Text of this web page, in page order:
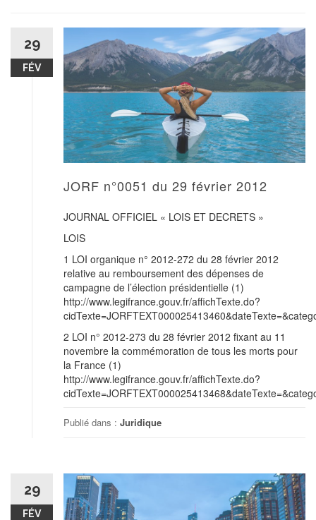
29
FÉV
JORF n°0051 du 29 février 2012
JOURNAL OFFICIEL « LOIS ET DECRETS »
LOIS
1 LOI organique n° 2012-272 du 28 février 2012
relative au remboursement des dépenses de
campagne de l’élection présidentielle (1)
http://www.legifrance.gouv.fr/affichTexte.do?
2 LOI n° 2012-273 du 28 février 2012 fixant au 11
novembre la commémoration de tous les morts pour
la France (1)
http://www.legifrance.gouv.fr/affichTexte.do?
Publié dans : Juridique
29
FÉV